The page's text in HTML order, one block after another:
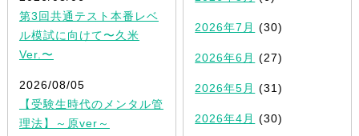
第3回共通テスト本番レベ
ル模試に向けて〜久米
Ver.〜
2026/08/05
【受験生時代のメンタル管
理法】～原ver～
2026年7月 (30)
2026年6月 (27)
2026年5月 (31)
2026年4月 (30)